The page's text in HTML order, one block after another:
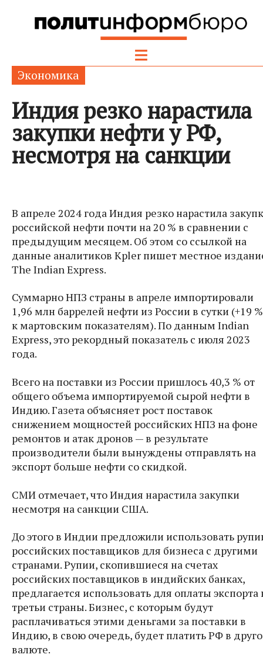
Экономика
Индия резко нарастила
закупки нефти у РФ,
несмотря на санкции
В апреле 2024 года Индия резко нарастила
российской нефти почти на 20 % в сравнении с
предыдущим месяцем. Об этом со ссылкой на
данные аналитиков Kpler пишет местное
The Indian Express.
Суммарно НПЗ страны в апреле импортировали
1,96 млн баррелей нефти из России в сутки (+19 %
к мартовским показателям). По данным Indian
Express, это рекордный показатель с июля 2023
года.
Всего на поставки из России пришлось 40,3 % от
общего объема импортируемой сырой нефти в
Индию. Газета объясняет рост поставок
снижением мощностей российских НПЗ на фоне
ремонтов и атак дронов — в результате
производители были вынуждены отправлять на
экспорт больше нефти со скидкой.
СМИ отмечает, что Индия нарастила закупки
несмотря на санкции США.
До этого в Индии предложили использовать
российских поставщиков для бизнеса с другими
странами. Рупии, скопившиеся на счетах
российских поставщиков в индийских банках,
предлагается использовать для оплаты экспорта
третьи страны. Бизнес, с которым будут
расплачиваться этими деньгами за поставки в
Индию, в свою очередь, будет платить РФ в
валюте.